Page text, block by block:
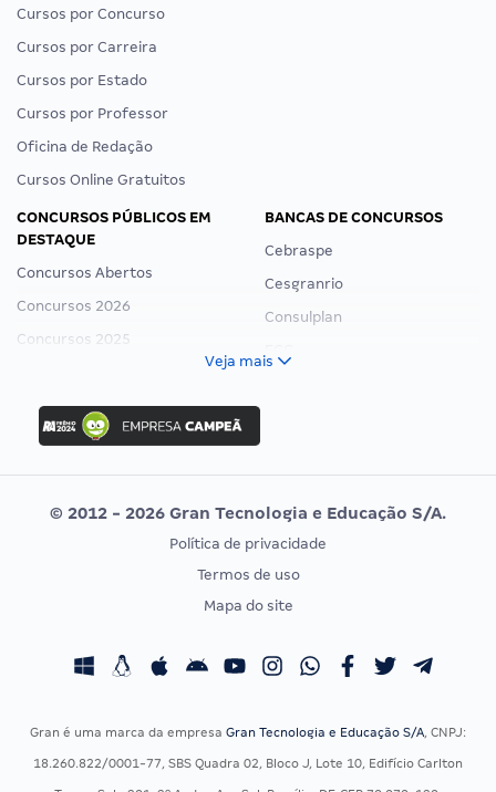
Cursos por Concurso
Cursos por Carreira
Cursos por Estado
Cursos por Professor
Oficina de Redação
Cursos Online Gratuitos
CONCURSOS PÚBLICOS EM
DESTAQUE
Concursos Abertos
Concursos 2026
Concursos 2025
Concurso Ibama
Concurso MPU
Editais publicados
BANCAS DE CONCURSOS
Cebraspe
Cesgranrio
Consulplan
Vunesp
CONCURSOS POR PROFISSÃO
Concursos Fiscais
Concursos Saúde
EXAME DE ORDEM
Calendário OAB
Veja mais
© 2012 - 2026 Gran Tecnologia e Educação S/A.
Política de privacidade
Termos de uso
Mapa do site
Gran é uma marca da empresa Gran Tecnologia e Educação S/A, CNPJ:
18.260.822/0001-77, SBS Quadra 02, Bloco J, Lote 10, Edifício Carlton